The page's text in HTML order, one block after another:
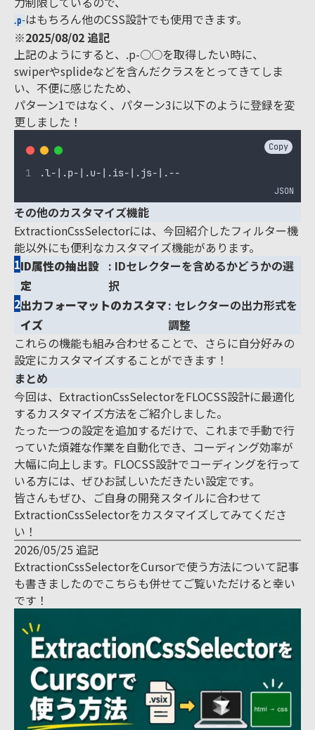
.p-はもちろん他のCSS設計でも使用できます。
※2025/08/02 追記
上記のようにすると、.p-○○を取得したい時に、
swiperやsplideなどを含んだクラスをとってきてしま
い、不便に感じたため、
パターン1ではなく、パターン3に以下のように登録を変
更しました！
Copy
.l-|.p-|.u-|.is-|.js-|.--
JSON
その他のカスタマイズ機能
ExtractionCssSelectorには、今回紹介したフィルター機
能以外にも便利なカスタマイズ機能があります。
ID属性の抽出設
定
: IDセレクターを含めるかどうかの選
択
出力フォーマットのカスタマ
イズ
: セレクターの出力形式を
調整
これらの機能も組み合わせることで、さらに自分好みの
設定にカスタマイズすることができます！
まとめ
今回は、ExtractionCssSelectorをFLOCSS設計に最適化
するカスタマイズ方法をご紹介しました。
たった一つの設定を追加するだけで、これまで手動で行
っていた煩雑な作業を自動化でき、コーディング効率が
大幅に向上します。FLOCSS設計でコーディングを行って
いる方には、ぜひお試しいただきたい設定です。
皆さんもぜひ、ご自身の開発スタイルに合わせて
ExtractionCssSelectorをカスタマイズしてみてくださ
い！
2026/05/25 追記
ExtractionCssSelectorをCursorで使う方法について記事
も書きましたのでこちらも併せてご覧いただけると幸い
です！